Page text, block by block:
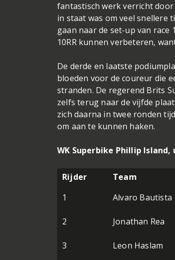
fantastisch werk verricht door
in staat was om veel snellere
gaan naar de set-up van race
10RR kunnen verbeteren,
De derde en laatste
bloeden voor de coureur die
stranden. De regerend Brits
zelfs terug naar de vijfde
zich daarna in twee ronden
om aan te kunnen haken.
WK Superbike Phillip
Rijder Team
1
Alvaro Bautista
2
Jonathan Rea
3 Leon Haslam